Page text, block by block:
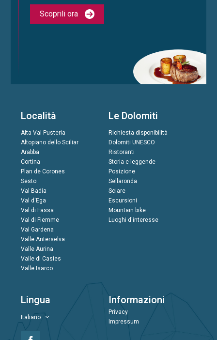
Scoprili ora
Località
Alta Val Pusteria
Altopiano dello Sciliar
Arabba
Cortina
Plan de Corones
Sesto
Val Badia
Val d'Ega
Val di Fassa
Val di Fiemme
Val Gardena
Valle Anterselva
Valle Aurina
Valle di Casies
Valle Isarco
Le Dolomiti
Richiesta disponibilità
Dolomiti UNESCO
Ristoranti
Storia e leggende
Posizione
Sellaronda
Sciare
Escursioni
Mountain bike
Luoghi d'interesse
Lingua
Italiano
Informazioni
Privacy
Impressum